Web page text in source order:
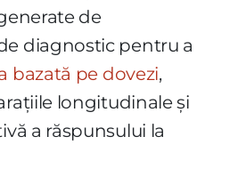
de
diagnostic pentru a
bazată pe dovezi,
longitudinale și
a răspunsului la